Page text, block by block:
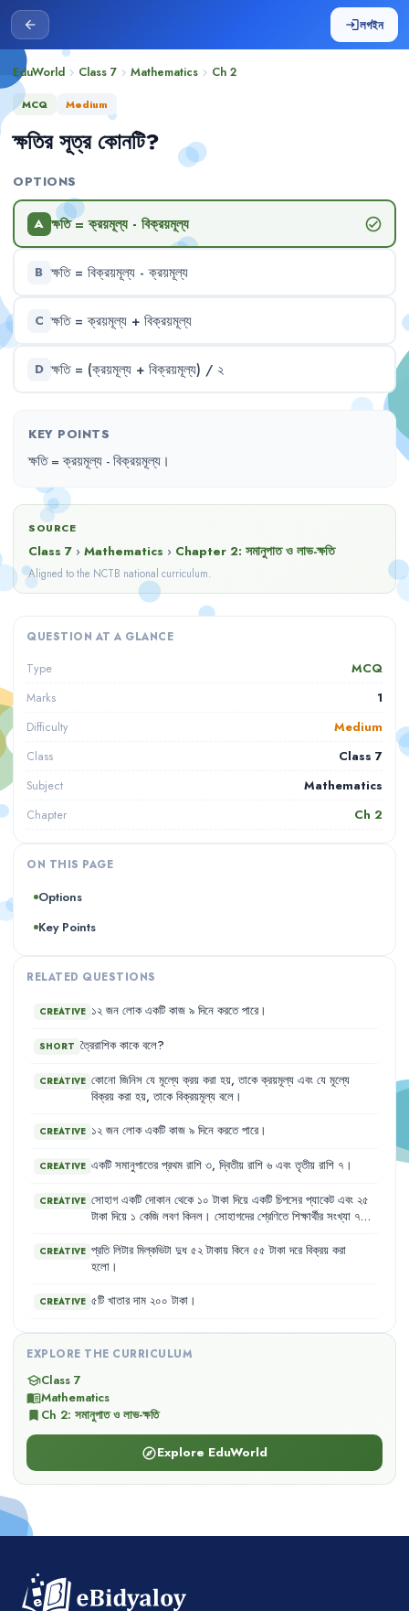
arrow_back loginলগইন
EduWorld chevron_right Class 7 chevron_right Mathematics chevron_right Ch 2
MCQ Medium
ক্ষতির সূত্র কোনটি?
OPTIONS
A ক্ষতি =ক্রয়মূল্য - বিক্রয়মূল্য check_circle
B ক্ষতি = বিক্রয়মূল্য -ক্রয়মূল্য
C ক্ষতি =ক্রয়মূল্য + বিক্রয়মূল্য
D ক্ষতি = (ক্রয়মূল্য + বিক্রয়মূল্য) / ২
KEY POINTS
ক্ষতি = ক্রয়মূল্য - বিক্রয়মূল্য ।
SOURCE
Class 7 › Mathematics › Chapter 2: সমানুপাত ও লাভ-ক্ষতি
Aligned to the NCTB national curriculum.
QUESTION AT A GLANCE
Type MCQ
Marks 1
Difficulty Medium
Class Class 7
Subject Mathematics
Chapter Ch 2
ON THIS PAGE
Options
Key Points
RELATED QUESTIONS
CREATIVE ১২ জন লোক একটি কাজ ৯ দিনে করতে পারে ।
SHORT ত্রৈরাশিক কাকে বলে?
CREATIVE কোনো জিনিস যে মূল্যে ক্রয় করা হয়, তাকে ক্রয়মূল্য এবং যে মূল্যে
বিক্রয় করা হয়, তাকে বিক্রয়মূল্য বলে ।
CREATIVE ১২ জন লোক একটি কাজ ৯ দিনে করতে পারে ।
CREATIVE একটি সমানুপাতের প্রথম রাশি ৩, দ্বিতীয় রাশি ৬ এবং তৃতীয় রাশি ৭ ।
CREATIVE সোহাগ একটি দোকান থেকে ১০ টাকা দিয়ে একটি চিপসের প্যাকেট এবং ২৫
টাকা দিয়ে ১ কেজি লবণ কিনল । সোহাগদের শ্রেণিতে শিক্ষার্থীর সংখ্যা ৭০
CREATIVE প্রতি লিটার মিল্কভিটা দুধ ৫২ টাকায় কিনে ৫৫ টাকা দরে বিক্রয় করা
হলো ।
CREATIVE ৫টি খাতার দাম ২০০ টাকা ।
EXPLORE THE CURRICULUM
schoolClass 7
menu_bookMathematics
bookmark Ch 2: সমানুপাত ও লাভ-ক্ষতি
exploreExplore EduWorld